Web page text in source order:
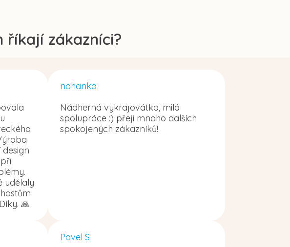
říkají zákazníci?
udělaly
🙏
nohanka
Nádherná vykrajovátka, milá
spolupráce :) přeji mnoho dalších
spokojených zákazníků!
Pavel S